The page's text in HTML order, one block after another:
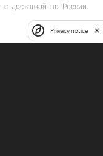
доставкой по России.
Privacy notice